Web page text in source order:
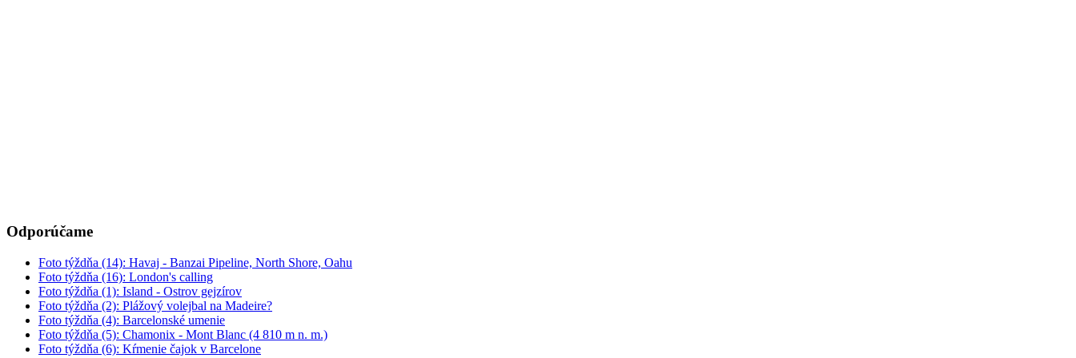
Odporúčame
Foto týždňa (14): Havaj - Banzai Pipeline, North Shore, Oahu
Foto týždňa (16): London's calling
Foto týždňa (1): Island - Ostrov gejzírov
Foto týždňa (2): Plážový volejbal na Madeire?
Foto týždňa (4): Barcelonské umenie
Foto týždňa (5): Chamonix - Mont Blanc (4 810 m n. m.)
Foto týždňa (6): Kŕmenie čajok v Barcelone